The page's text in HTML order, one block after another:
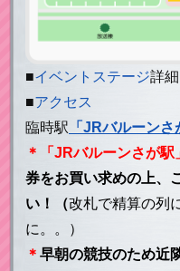
■イベントステージ詳細
■アクセス
臨時駅 「JRバルーンさ
＊「JRバルーンさが駅
券をお買い求めの上、
い！（改札で精算の列
に。。）
＊ 早朝の競技のため近